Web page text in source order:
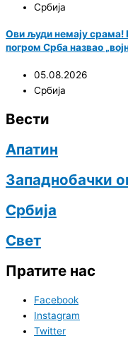
Србија
Ови људи немају срама!
погром Срба назвао
05.08.2026
Србија
Вести
Апатин
Западнобачки
Србија
Свет
Пратите нас
Facebook
Instagram
Twitter